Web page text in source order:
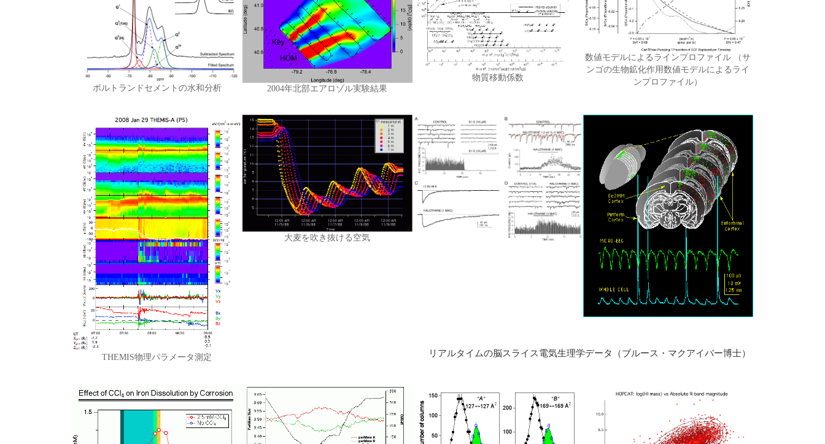
ポルトランドセメントの水和分析 2004年北部エアロゾル実験結果
物質移動係数
数値モデルによるラインプロファイル （サ
ンゴの生物鉱化作用数値モデルによるライ
ンプロファイル）
THEMIS物理パラメータ測定
大麦を吹き抜ける空気
リアルタイムの脳スライス電気生理学データ（ブルース・マクアイバー博士）